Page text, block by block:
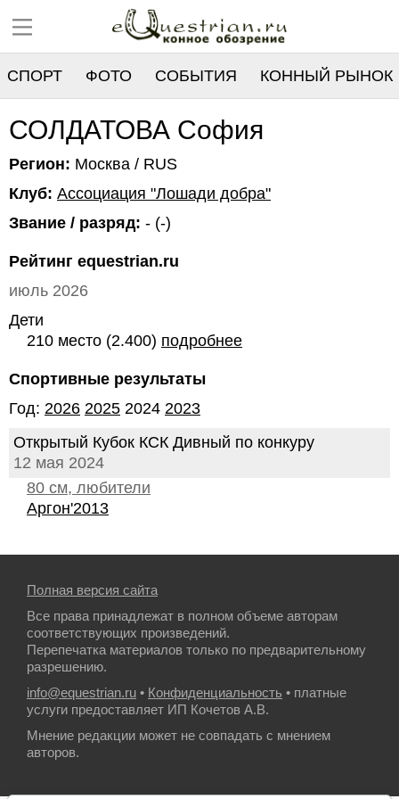
СПОРТ ФОТО СОБЫТИЯ КОННЫЙ РЫНОК
РЕЕСТР
СОЛДАТОВА София
Регион: Москва / RUS
Клуб: Ассоциация "Лошади добра"
Звание / разряд: - (-)
Рейтинг equestrian.ru
июль 2026
Дети
210 место (2.400) подробнее
Спортивные результаты
Год: 2026 2025 2024 2023
Открытый Кубок КСК Дивный по конкуру
12 мая 2024
80 см, любители
Аргон'2013
Полная версия сайта
Все права принадлежат в полном объеме авторам
соответствующих произведений.
Перепечатка материалов только по предварительному
разрешению.
info@equestrian.ru • Конфиденциальность • платные
услуги предоставляет ИП Кочетов А.В.
Мнение редакции может не совпадать с мнением
авторов.